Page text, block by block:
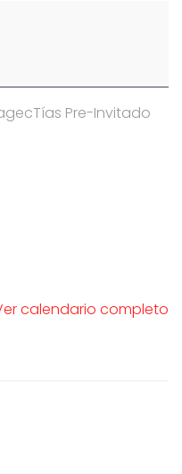
Pre-Invitado
calendario completo